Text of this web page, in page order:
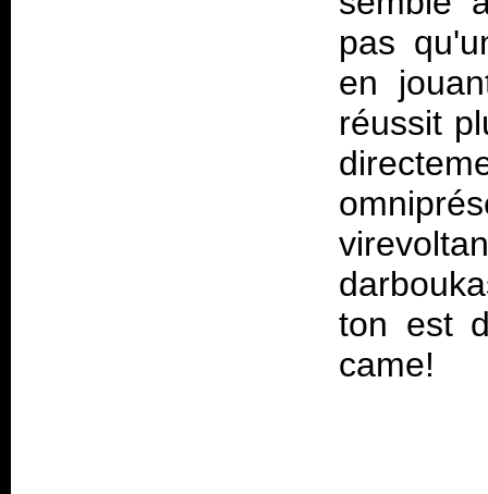
pas
en
réussit
ton est
came!